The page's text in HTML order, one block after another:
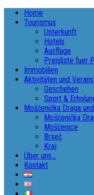
Home
Tourismus
Unterkunft
Hotels
Ausflüge
Preisliste fuer
Immobilien
Aktivitäten und
Geschehen
Sport &
Mošćenička Draga
Mošćenička
Mošćenice
Brseč
Kraj
Über uns…
Kontakt